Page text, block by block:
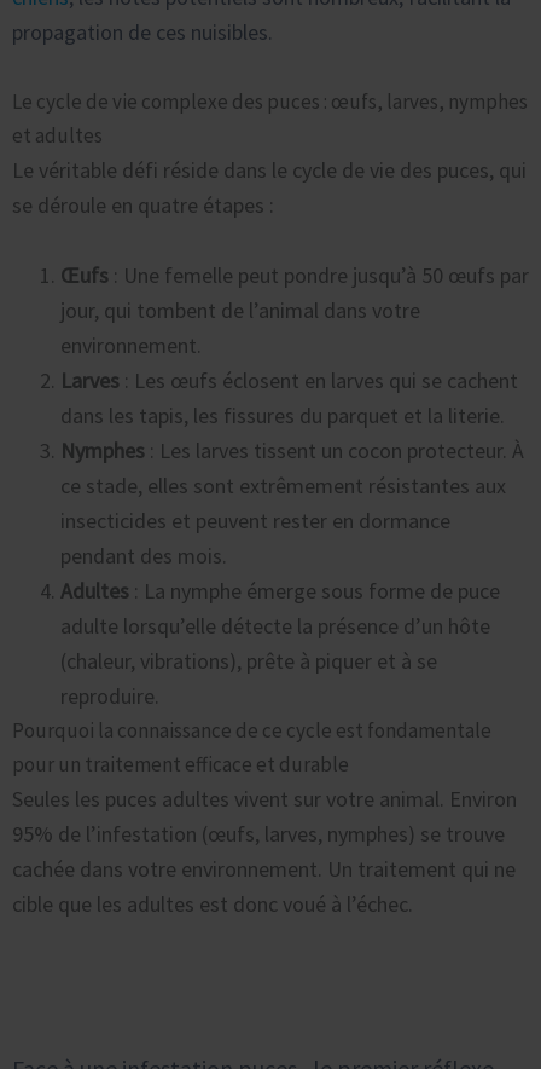
propagation de ces nuisibles.
Le cycle de vie complexe des puces : œufs, larves, nymphes
et adultes
Le véritable défi réside dans le cycle de vie des puces, qui
se déroule en quatre étapes :
Œufs : Une femelle peut pondre jusqu’à 50 œufs par
jour, qui tombent de l’animal dans votre
environnement.
Larves : Les œufs éclosent en larves qui se cachent
dans les tapis, les fissures du parquet et la literie.
Nymphes : Les larves tissent un cocon protecteur. À
ce stade, elles sont extrêmement résistantes aux
insecticides et peuvent rester en dormance
pendant des mois.
Adultes : La nymphe émerge sous forme de puce
adulte lorsqu’elle détecte la présence d’un hôte
(chaleur, vibrations), prête à piquer et à se
reproduire.
Pourquoi la connaissance de ce cycle est fondamentale
pour un traitement efficace et durable
Seules les puces adultes vivent sur votre animal. Environ
95% de l’infestation (œufs, larves, nymphes) se trouve
cachée dans votre environnement. Un traitement qui ne
cible que les adultes est donc voué à l’échec.